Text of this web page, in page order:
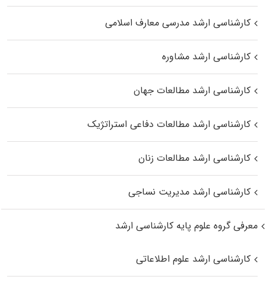
کارشناسی ارشد مدرسی معارف اسلامی
کارشناسی ارشد مشاوره
کارشناسی ارشد مطالعات جهان
کارشناسی ارشد مطالعات دفاعی استراتژیک
کارشناسی ارشد مطالعات زنان
کارشناسی ارشد مدیریت نساجی
معرفی گروه علوم پایه کارشناسی ارشد
کارشناسی ارشد علوم اطلاعاتی